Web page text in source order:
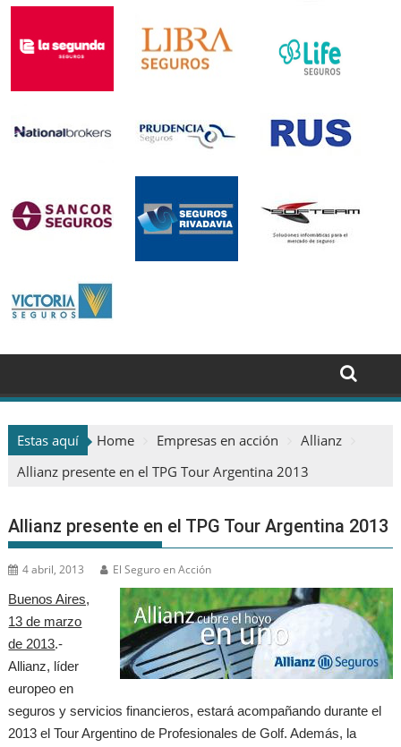
Estas aquí Home Empresas en acción
Allianz
Allianz presente en el TPG Tour Argentina 2013
Allianz presente en el TPG Tour Argentina 2013
4 abril, 2013
El Seguro en Acción
Buenos Aires,
13 de marzo
de 2013.-
Allianz, líder
europeo en
seguros y servicios financieros, estará acompañando durante el
2013 el Tour Argentino de Profesionales de Golf. Además, la